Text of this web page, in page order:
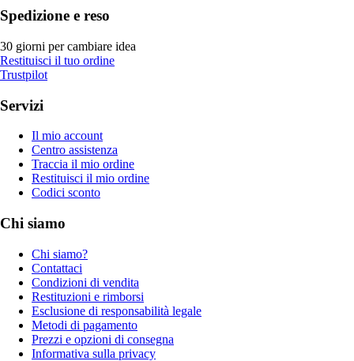
Spedizione e reso
30 giorni per cambiare idea
Restituisci il tuo ordine
Trustpilot
Servizi
Il mio account
Centro assistenza
Traccia il mio ordine
Restituisci il mio ordine
Codici sconto
Chi siamo
Chi siamo?
Contattaci
Condizioni di vendita
Restituzioni e rimborsi
Esclusione di responsabilità legale
Metodi di pagamento
Prezzi e opzioni di consegna
Informativa sulla privacy